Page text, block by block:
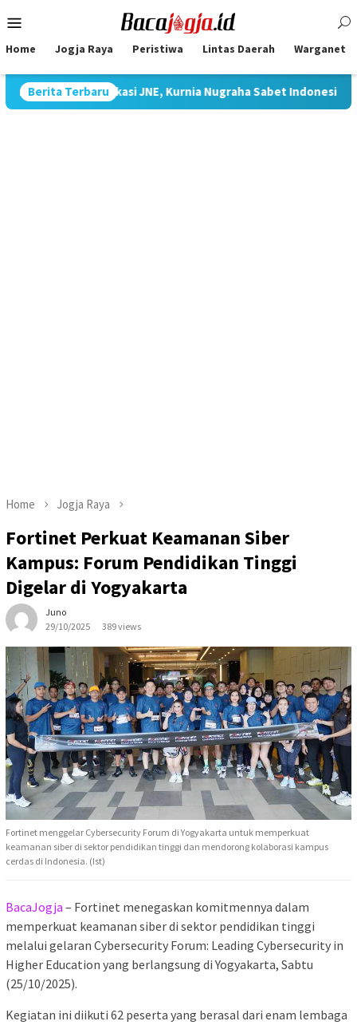
to
Menu
Home Jogja Raya Peristiwa Lintas Daerah Warganet
Berita Terbaru
JNE, Kurnia Nugraha Sabet Indonesia Public
Home Jogja Raya
Fortinet Perkuat Keamanan Siber
Kampus: Forum Pendidikan Tinggi
Digelar di Yogyakarta
Juno
29/10/2025
389 views
Fortinet menggelar Cybersecurity Forum di Yogyakarta untuk memperkuat
keamanan siber di sektor pendidikan tinggi dan mendorong kolaborasi kampus
cerdas di Indonesia. (Ist)
BacaJogja – Fortinet menegaskan komitmennya dalam
memperkuat keamanan siber di sektor pendidikan tinggi
melalui gelaran Cybersecurity Forum: Leading Cybersecurity in
Higher Education yang berlangsung di Yogyakarta, Sabtu
(25/10/2025).
Kegiatan ini diikuti 62 peserta yang berasal dari enam lembaga